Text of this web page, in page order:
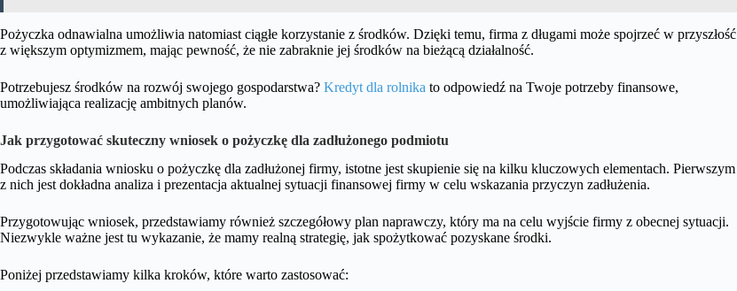
Pożyczka odnawialna umożliwia natomiast ciągłe korzystanie z środków. Dzięki temu, firma z długami może spojrzeć w przyszłość
z większym optymizmem, mając pewność, że nie zabraknie jej środków na bieżącą działalność.
Potrzebujesz środków na rozwój swojego gospodarstwa? Kredyt dla rolnika to odpowiedź na Twoje potrzeby finansowe,
umożliwiająca realizację ambitnych planów.
Jak przygotować skuteczny wniosek o pożyczkę dla zadłużonego podmiotu
Podczas składania wniosku o pożyczkę dla zadłużonej firmy, istotne jest skupienie się na kilku kluczowych elementach. Pierwszym
z nich jest dokładna analiza i prezentacja aktualnej sytuacji finansowej firmy w celu wskazania przyczyn zadłużenia.
Przygotowując wniosek, przedstawiamy również szczegółowy plan naprawczy, który ma na celu wyjście firmy z obecnej sytuacji.
Niezwykle ważne jest tu wykazanie, że mamy realną strategię, jak spożytkować pozyskane środki.
Poniżej przedstawiamy kilka kroków, które warto zastosować: